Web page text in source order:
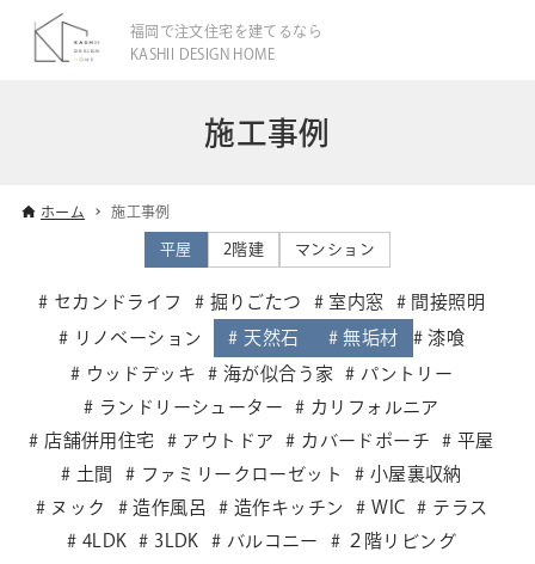
福岡で注文住宅を建てるなら
KASHII DESIGN HOME
施工事例
ホーム 施工事例
平屋 2階建 マンション
セカンドライフ 掘りごたつ 室内窓
間接照明
リノベーション
天然石 無垢材
漆喰
ウッドデッキ
海が似合う家
パントリー
ランドリーシューター
カリフォルニア
店舗併用住宅
アウトドア カバードポーチ
平屋
土間
ファミリークローゼット
小屋裏収納
ヌック
造作風呂 造作キッチン WIC
テラス
4LDK
3LDK バルコニー
２階リビング